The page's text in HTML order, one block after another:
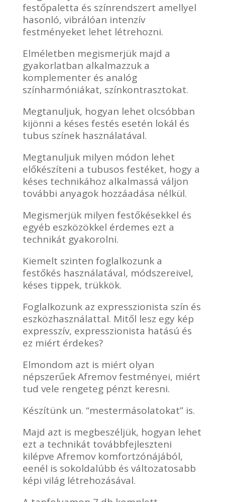
festőpaletta és színrendszert amellyel
hasonló, vibrálóan intenzív
festményeket lehet létrehozni.
Elméletben megismerjük majd a
gyakorlatban alkalmazzuk a
komplementer és analóg
színharmóniákat, színkontrasztokat.
Megtanuljuk, hogyan lehet olcsóbban
kijönni a késes festés esetén lokál és
tubus színek használatával.
Megtanuljuk milyen módon lehet
előkészíteni a tubusos festéket, hogy a
késes technikához alkalmassá váljon
további anyagok hozzáadása nélkül.
Megismerjük milyen festőkésekkel és
egyéb eszközökkel érdemes ezt a
technikát gyakorolni.
Kiemelt szinten foglalkozunk a
festőkés használatával, módszereivel,
késes tippek, trükkök.
Foglalkozunk az expresszionista szín és
eszközhasználattal. Mitől lesz egy kép
expresszív, expresszionista hatású és
ez miért érdekes?
Elmondom azt is miért olyan
népszerűek Afremov festményei, miért
tud vele rengeteg pénzt keresni.
Készítünk un. “mestermásolatokat” is.
Majd azt is megbeszéljük, hogyan lehet
ezt a technikát továbbfejleszteni
kilépve Afremov komfortzónájából,
eenél is sokoldalúbb és változatosabb
képi világ létrehozásával.